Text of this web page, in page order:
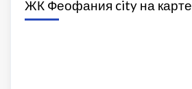
ЖК Феофания city на карте